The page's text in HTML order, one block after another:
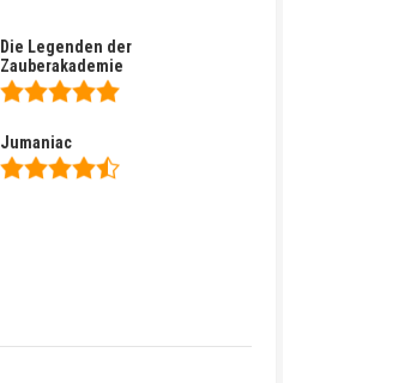
Die Legenden der
Zauberakademie
Jumaniac